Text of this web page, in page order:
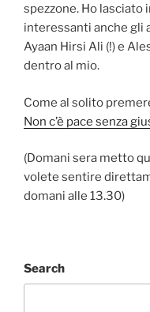
spezzone. Ho
interessanti anche gli
Ayaan Hirsi Ali (!) e
dentro al mio.
Come al solito
Non c’è pace senza
(Domani sera metto
volete sentire
domani alle 13.30)
Search